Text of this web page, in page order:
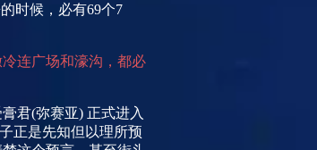
时候，必有69个7
连广场和濠沟，都必
君(弥赛亚) 正式进入
正是先知但以理所预